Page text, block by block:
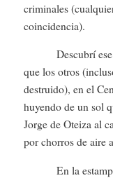
criminales
coincidencia).
Descubrí
que los otros
destruido), en el
huyendo de un sol
Jorge de Oteiza al
por chorros de aire
En la